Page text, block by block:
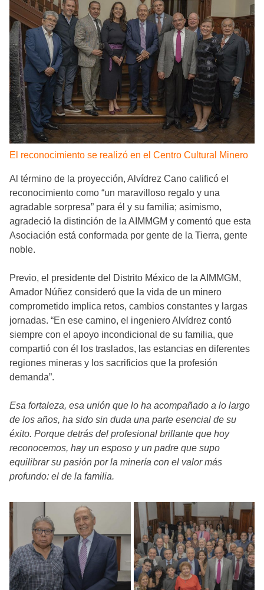
El reconocimiento se realizó en el Centro Cultural Minero
Al término de la proyección, Alvídrez Cano calificó el
reconocimiento como “un maravilloso regalo y una
agradable sorpresa” para él y su familia; asimismo,
agradeció la distinción de la AIMMGM y comentó que esta
Asociación está conformada por gente de la Tierra, gente
noble.
Previo, el presidente del Distrito México de la AIMMGM,
Amador Núñez consideró que la vida de un minero
comprometido implica retos, cambios constantes y largas
jornadas. “En ese camino, el ingeniero Alvídrez contó
siempre con el apoyo incondicional de su familia, que
compartió con él los traslados, las estancias en diferentes
regiones mineras y los sacrificios que la profesión
demanda”.
Esa fortaleza, esa unión que lo ha acompañado a lo largo
de los años, ha sido sin duda una parte esencial de su
éxito. Porque detrás del profesional brillante que hoy
reconocemos, hay un esposo y un padre que supo
equilibrar su pasión por la minería con el valor más
profundo: el de la familia.